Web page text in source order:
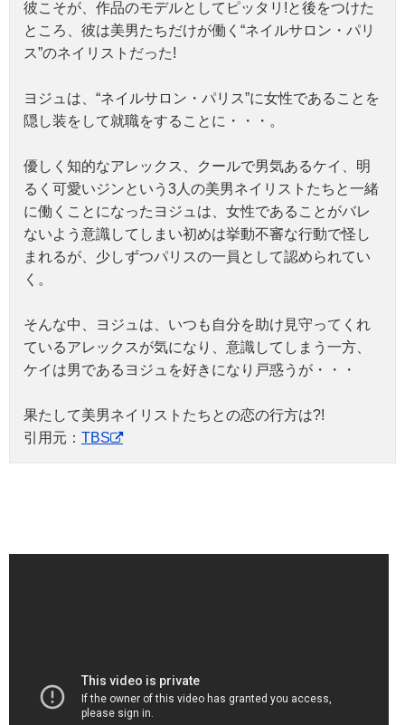
彼こそが、作品のモデルとしてピッタリ!と後をつけた
ところ、彼は美男たちだけが働く“ネイルサロン・パリ
ス”のネイリストだった!
ヨジュは、“ネイルサロン・パリス”に女性であることを
隠し装をして就職をすることに・・・。
優しく知的なアレックス、クールで男気あるケイ、明
るく可愛いジンという3人の美男ネイリストたちと一緒
に働くことになったヨジュは、女性であることがバレ
ないよう意識してしまい初めは挙動不審な行動で怪し
まれるが、少しずつパリスの一員として認められてい
く。
そんな中、ヨジュは、いつも自分を助け見守ってくれ
ているアレックスが気になり、意識してしまう一方、
ケイは男であるヨジュを好きになり戸惑うが・・・
果たして美男ネイリストたちとの恋の行方は?!
引用元： TBS